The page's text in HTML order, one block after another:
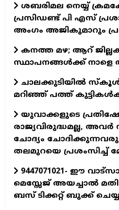
ശബരിമല നെയ്യ്
പ്രസിഡണ്ട് പി എസ്
അംഗം അജികുമാറും
കനത്ത മഴ; ആറ്
സ്ഥാപനങ്ങള്‍ക്ക് നാളെ
ചാലക്കുടിയില്‍
മറിഞ്ഞ് പത്ത്
യുവാക്കളുടെ
രാജ്യവിരുദ്ധമല്ല,
ചോദ്യം
തലമുറയെ പ്രശംസിച്ച്
9447071021- ഈ
മെസ്സേജ് അയച്ചാൽ
ബസ് ടിക്കറ്റ് ബുക്ക്